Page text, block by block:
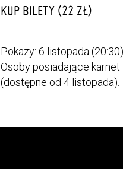
KUP BILETY (22 ZŁ)
Pokazy: 6 listopada
Osoby posiadające
(dostępne od 4 listopada).